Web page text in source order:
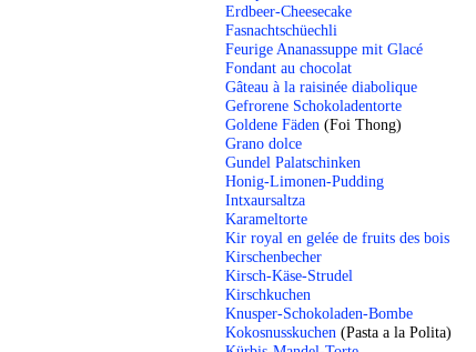
Erdbeer-Cheesecake
Fasnachtschüechli
Feurige Ananassuppe mit Glacé
Fondant au chocolat
Gâteau à la raisinée diabolique
Gefrorene Schokoladentorte
Goldene Fäden (Foi Thong)
Grano dolce
Gundel Palatschinken
Honig-Limonen-Pudding
Intxaursaltza
Karameltorte
Kir royal en gelée de fruits des bois
Kirschenbecher
Kirsch-Käse-Strudel
Kirschkuchen
Knusper-Schokoladen-Bombe
Kokosnusskuchen (Pasta a la Polita)